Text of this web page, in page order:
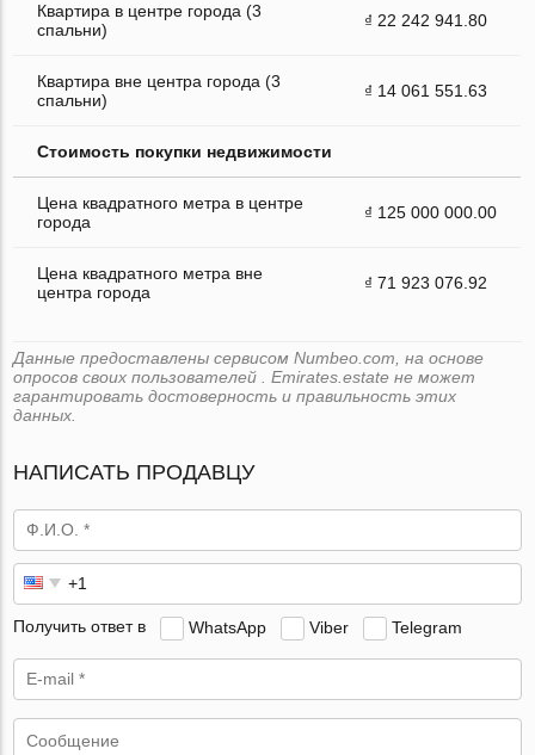
Квартира в центре города (3
спальни)
₫ 22 242 941.80
Квартира вне центра города (3
спальни)
₫ 14 061 551.63
Стоимость покупки недвижимости
Цена квадратного метра в центре
города
₫ 125 000 000.00
Цена квадратного метра вне
центра города
₫ 71 923 076.92
Данные предоставлены сервисом Numbeo.com, на основе
опросов своих пользователей . Emirates.estate не может
гарантировать достоверность и правильность этих
данных.
НАПИСАТЬ ПРОДАВЦУ
Получить ответ в WhatsApp Viber Telegram